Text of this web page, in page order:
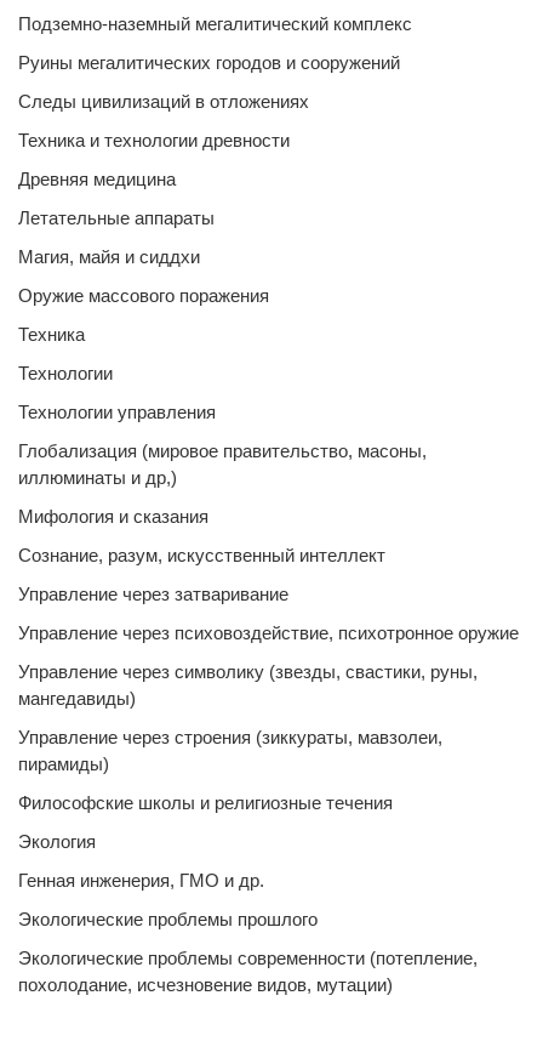
Подземно-наземный мегалитический комплекс
Руины мегалитических городов и сооружений
Следы цивилизаций в отложениях
Техника и технологии древности
Древняя медицина
Летательные аппараты
Магия, майя и сиддхи
Оружие массового поражения
Техника
Технологии
Технологии управления
Глобализация (мировое правительство, масоны,
иллюминаты и др,)
Мифология и сказания
Сознание, разум, искусственный интеллект
Управление через затваривание
Управление через психовоздействие, психотронное оружие
Управление через символику (звезды, свастики, руны,
мангедавиды)
Управление через строения (зиккураты, мавзолеи,
пирамиды)
Философские школы и религиозные течения
Экология
Генная инженерия, ГМО и др.
Экологические проблемы прошлого
Экологические проблемы современности (потепление,
похолодание, исчезновение видов, мутации)